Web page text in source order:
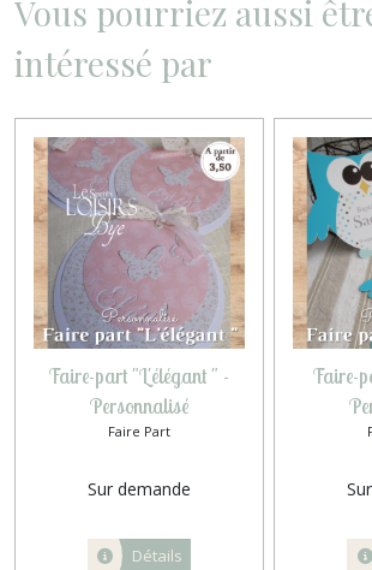
Vous pourriez aussi
intéressé par
Faire-part "L'élégant " -
Personnalisé
Faire Part
Sur demande
Détails
Faire-